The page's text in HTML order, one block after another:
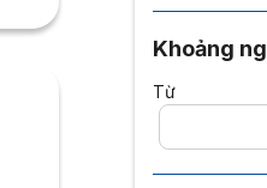
Khoảng
Từ